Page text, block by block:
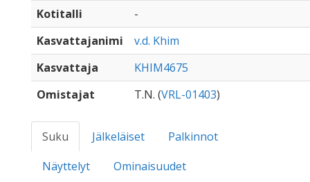
Kotitalli
-
Kasvattajanimi
v.d. Khim
Kasvattaja
KHIM4675
Omistajat
T.N. (VRL-01403)
Suku Jälkeläiset
Palkinnot
Näyttelyt
Ominaisuudet